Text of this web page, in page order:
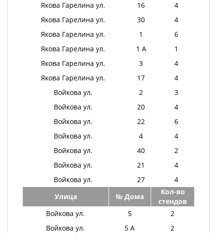
Якова Гарелина ул.
16
4
Якова Гарелина ул.
30
4
Якова Гарелина ул.
1
6
Якова Гарелина ул.
1 А
1
Якова Гарелина ул.
3
4
Якова Гарелина ул.
17
4
Войкова ул.
2
3
Войкова ул.
20
4
Войкова ул.
22
6
Войкова ул.
4
4
Войкова ул.
40
2
Войкова ул.
21
4
Войкова ул.
27
4
Улица
№ Дома
Кол-во
стендов
Войкова ул.
5
2
Войкова ул.
5 А
2